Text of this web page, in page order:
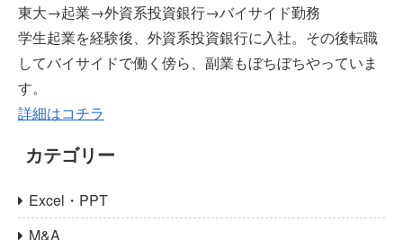
東大→起業→外資系投資銀行→バイサイド勤務
学生起業を経験後、外資系投資銀行に入社。その後転職
してバイサイドで働く傍ら、副業もぼちぼちやっていま
す。
詳細はコチラ
カテゴリー
Excel・PPT
M&A